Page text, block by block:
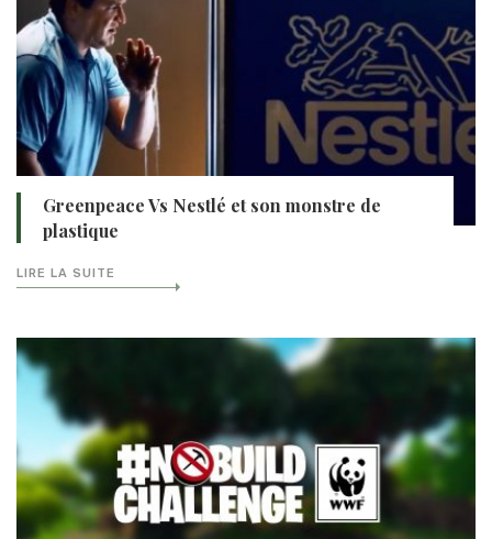
Greenpeace Vs Nestlé et son monstre de
plastique
LIRE LA SUITE